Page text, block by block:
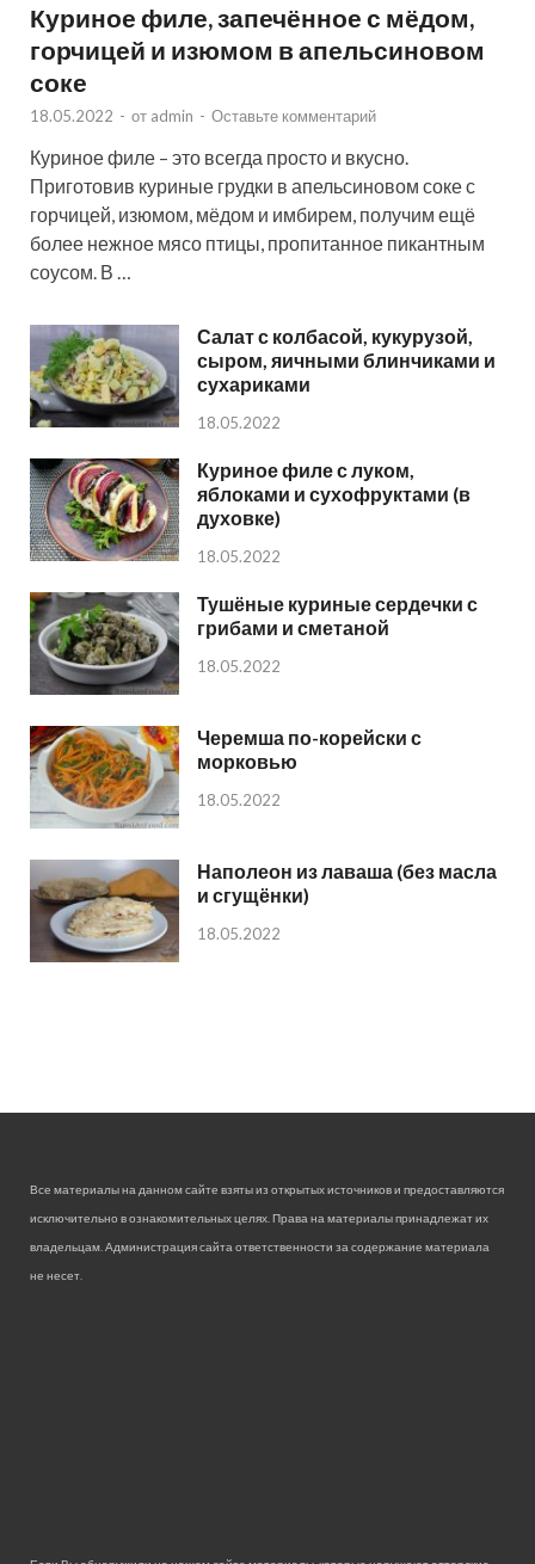
Куриное филе, запечённое с мёдом,
горчицей и изюмом в апельсиновом
соке
18.05.2022 - от admin - Оставьте комментарий
Куриное филе – это всегда просто и вкусно.
Приготовив куриные грудки в апельсиновом соке с
горчицей, изюмом, мёдом и имбирем, получим ещё
более нежное мясо птицы, пропитанное пикантным
соусом. В …
Салат с колбасой, кукурузой,
сыром, яичными блинчиками и
сухариками
18.05.2022
Куриное филе с луком,
яблоками и сухофруктами (в
духовке)
18.05.2022
Тушёные куриные сердечки с
грибами и сметаной
18.05.2022
Черемша по-корейски с
морковью
18.05.2022
Наполеон из лаваша (без масла
и сгущёнки)
18.05.2022
Все материалы на данном сайте взяты из открытых источников и предоставляются
исключительно в ознакомительных целях. Права на материалы принадлежат их
владельцам. Администрация сайта ответственности за содержание материала
не несет.